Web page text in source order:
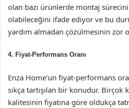
olan bazı ürünlerde montaj
olabileceğini ifade ediyor ve bu
yardım almadan çözülmesinin zor
4. Fiyat-Performans Oranı
Enza Home’un fiyat-performans
sıkça tartışılan bir konudur. Birçok
kalitesinin fiyatına göre oldukça